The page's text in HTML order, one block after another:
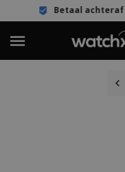
achterafof in 3 termijnen